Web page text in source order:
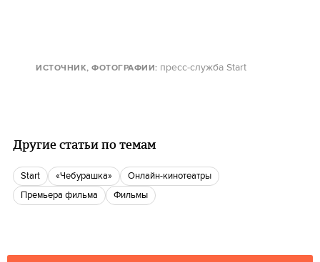
ИСТОЧНИК, ФОТОГРАФИИ: пресс-служба Start
Другие статьи по темам
Start «Чебурашка»
онлайн-кинотеатры
премьера фильма
фильмы